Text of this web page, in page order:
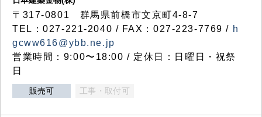
〒317‐0801 群馬県前橋市文京町4-8-7
TEL：027-221-2040 / FAX：027-223-7769 / h
gcww616@ybb.ne.jp
営業時間：9:00〜18:00 / 定休日：日曜日・祝祭
日
販売可 工事・取付可